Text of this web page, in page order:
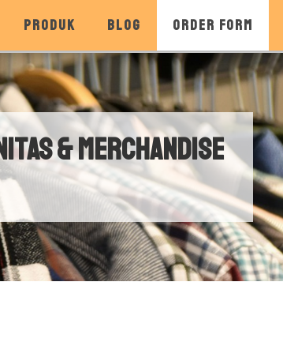
PRODUK BLOG ORDER FORM
& Merchandise